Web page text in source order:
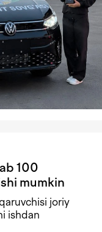
100
mumkin
joriy
ishdan